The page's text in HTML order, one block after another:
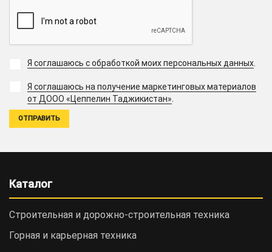
Я соглашаюсь с обработкой моих персональных данных.
Я соглашаюсь на получение маркетинговых материалов
от ДООО «Цеппелин Таджикистан».
Каталог
Строительная и дорожно-cтроительная техника
Горная и карьерная техника